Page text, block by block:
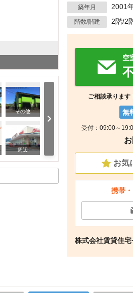
その他
周辺
築年月 2001
階数/階建 2階/2
空
ご相談承ります
無
受付：09:00～
お気
携帯
株式会社賃貸住